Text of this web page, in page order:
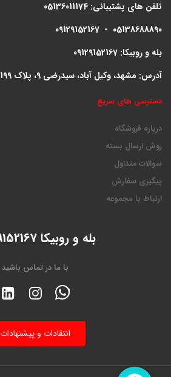
تلفن های پشتیبانی: 05136011174
09129152167 - 05138688890
بله و روبیکا: 09129152167
آدرس: مشهد، وکیل آباد، سیدرضی 9، پلاک 199
دسترسی های سریع
درباره فروشگاه
روش ارسال بسته
سوالات متداول
پیگیری سفارش
ارتباط با مجموعه
بله و روبیکا 09129152167
با ما در تماس باشید
انتقادات و پیشنهادات